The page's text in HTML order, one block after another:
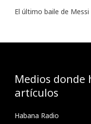
El último baile de
Medios donde
artículos
Habana Radio